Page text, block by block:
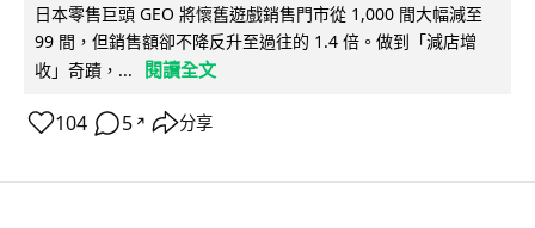
日本零售巨頭 GEO 將懷舊遊戲銷售門市從 1,000 間大幅減至
99 間，但銷售額卻不降反升至過往的 1.4 倍。做到「減店增
收」奇蹟，...
閱讀全文
104 5 ↗ 分享